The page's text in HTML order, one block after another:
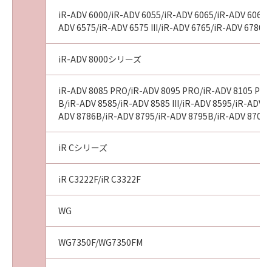
iR-ADV 6000/iR-ADV 6055/iR-ADV 6065/iR-ADV
ADV 6575/iR-ADV 6575 III/iR-ADV 6765/iR-ADV 6780/
iR-ADV 8000シリーズ
iR-ADV 8085 PRO/iR-ADV 8095 PRO/iR-ADV 8105
B/iR-ADV 8585/iR-ADV 8585 III/iR-ADV 8595/iR-ADV
ADV 8786B/iR-ADV 8795/iR-ADV 8795B/iR-ADV
iR Cシリーズ
iR C3222F/iR C3322F
WG
WG7350F/WG7350FM